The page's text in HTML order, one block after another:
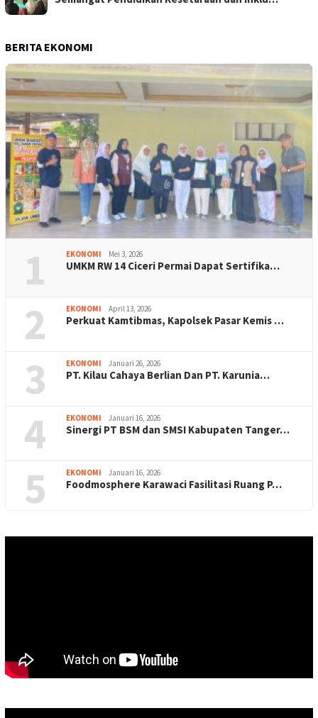
BERITA EKONOMI
1 EKONOMI Mei 3, 2026
UMKM RW 14 Ciceri Permai Dapat Sertifika…
2 EKONOMI April 13, 2026
Perkuat Kamtibmas, Kapolsek Pasar Kemis …
3 EKONOMI Januari 26, 2026
PT. Kilau Cahaya Berlian Dan PT. Karunia…
4 EKONOMI Januari 16, 2026
Sinergi PT BSM dan SMSI Kabupaten Tanger…
5 EKONOMI Januari 16, 2026
Foodmosphere Karawaci Fasilitasi Ruang P…